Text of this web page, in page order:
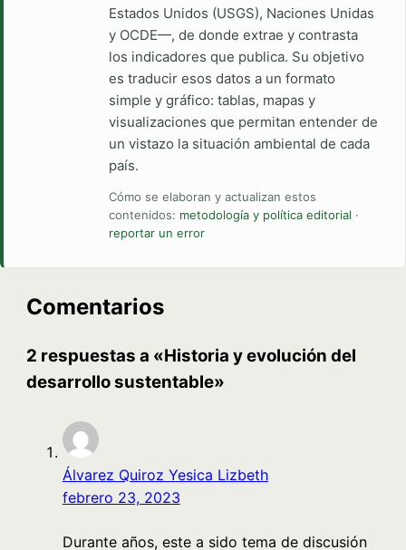
Estados Unidos (USGS), Naciones Unidas
y OCDE—, de donde extrae y contrasta
los indicadores que publica. Su objetivo
es traducir esos datos a un formato
simple y gráfico: tablas, mapas y
visualizaciones que permitan entender de
un vistazo la situación ambiental de cada
país.
Cómo se elaboran y actualizan estos
contenidos: metodología y política editorial ·
reportar un error
Comentarios
2 respuestas a «Historia y evolución del
desarrollo sustentable»
Álvarez Quiroz Yesica Lizbeth
febrero 23, 2023
Durante años, este a sido tema de discusión